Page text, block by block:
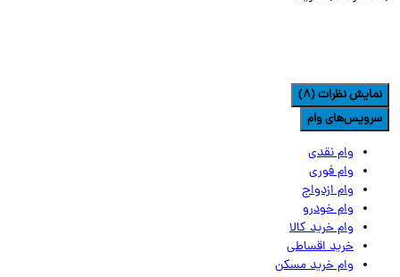
نظرات (8)
وام
وام نقدی
وام فوری
وام ازدواج
وام خودرو
وام خرید کالا
خرید اقساطی
وام خرید مسکن